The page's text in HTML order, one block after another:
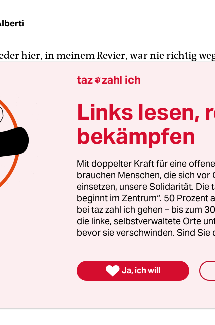
hier, in meinem Revier, war nie richtig
Müller-Westernhagen für seinen
Er war ja schon 2009 hier
und ist es jetzt wieder.
allerdings längst nicht mehr dasselbe, er
Als Ludewig vor acht Jahren antrat, war
Kraft, hatte eine ähnliche Rolle wie in
keine Chance auf Mandate und weit hinter
Diesmal hingegen schien Ludewig
auf den Sieg im Wahlkreis zu haben.
taz zahl ich
Links lesen,
bekämpfen
Mit doppelter Kraft für eine
brauchen Menschen, die sich
einsetzen, unsere Solidarität. Die
beginnt im Zentrum“. 50 Prozent
bei taz zahl ich gehen – bis zum
die linke, selbstverwaltete Orte
bevor sie verschwinden. Sind Sie
 Ja, ich will